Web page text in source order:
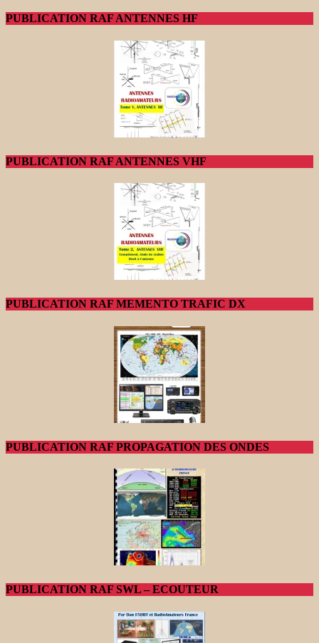
PUBLICATION RAF ANTENNES HF
PUBLICATION RAF ANTENNES VHF
PUBLICATION RAF MEMENTO TRAFIC DX
PUBLICATION RAF PROPAGATION DES ONDES
PUBLICATION RAF SWL – ECOUTEUR